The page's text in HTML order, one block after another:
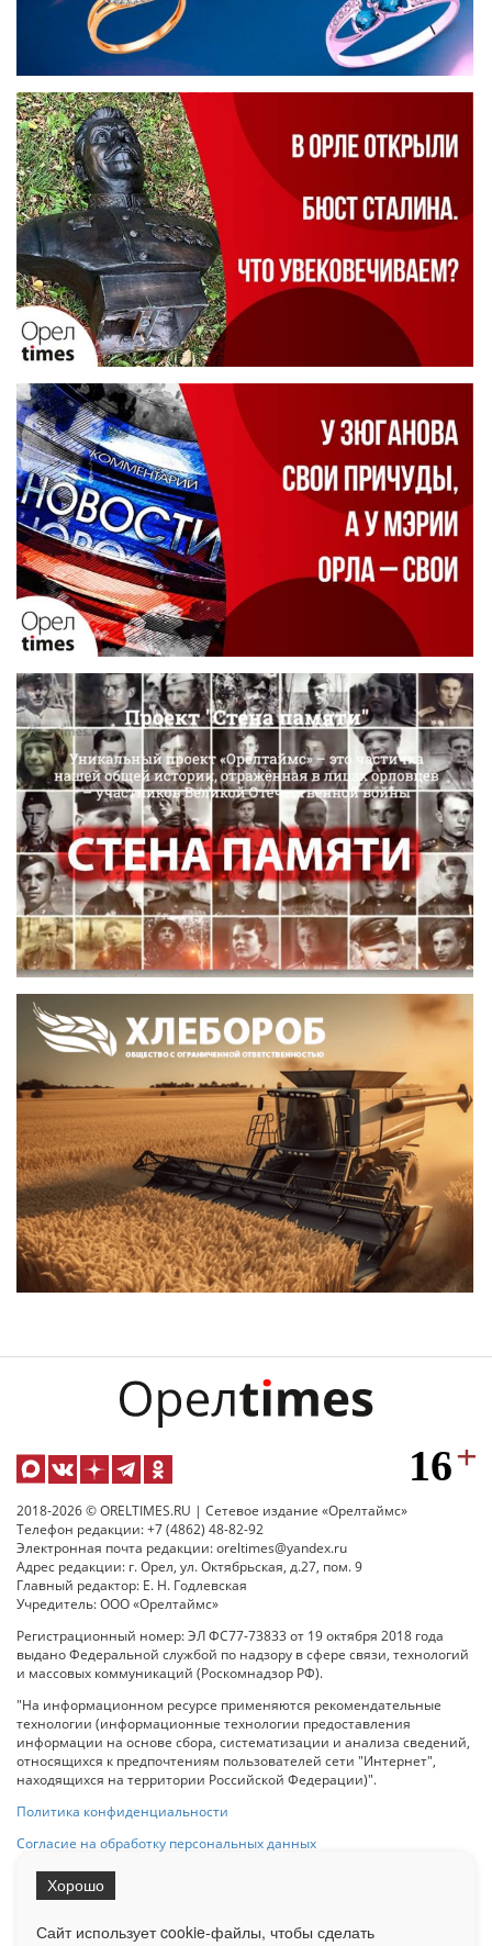
2018-2026 © ORELTIMES.RU | Сетевое издание «Орелтаймс»
Телефон редакции: +7 (4862) 48-82-92
Электронная почта редакции: oreltimes@yandex.ru
Адрес редакции: г. Орел, ул. Октябрьская, д.27, пом. 9
Главный редактор: Е. Н. Годлевская
Учредитель: ООО «Орелтаймс»
Регистрационный номер: ЭЛ ФС77-73833 от 19 октября 2018 года
выдано Федеральной службой по надзору в сфере связи, технологий
и массовых коммуникаций (Роскомнадзор РФ).
"На информационном ресурсе применяются рекомендательные
технологии (информационные технологии предоставления
информации на основе сбора, систематизации и анализа сведений,
относящихся к предпочтениям пользователей сети "Интернет",
находящихся на территории Российской Федерации)".
Политика конфиденциальности
Согласие на обработку персональных данных
на Сетевое издание «ОрелТаймс» обязательна.
Сайт использует cookie-файлы, чтобы сделать
Хорошо